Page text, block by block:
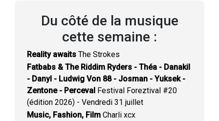
Du côté de la musique
cette semaine :
Reality awaits The Strokes
Fatbabs & The Riddim Ryders - Théa - Danakil
- Danyl - Ludwig Von 88 - Josman - Yuksek -
Zentone - Perceval Festival Foreztival #20
(édition 2026) - Vendredi 31 juillet
Music, Fashion, Film Charli xcx